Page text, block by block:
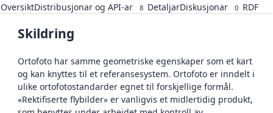
OversiktDistribusjonar og API-ar 8 DetaljarDiskusjonar 0 RDF
Skildring
Ortofoto har samme geometriske egenskaper som et kart
og kan knyttes til et referansesystem. Ortofoto er inndelt i
ulike ortofotostandarder egnet til forskjellige formål.
«Rektifiserte flybilder» er vanligvis et midlertidig produkt,